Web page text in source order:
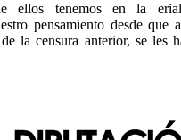
ellos tenemos en la
pensamiento desde que
la censura anterior, se les